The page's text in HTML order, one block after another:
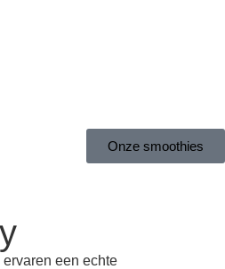
Onze smoothies
een echte